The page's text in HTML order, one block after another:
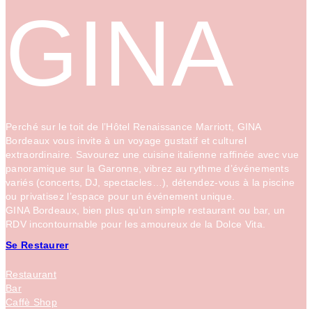
GINA
Perché sur le toit de l’Hôtel Renaissance Marriott, GINA
Bordeaux vous invite à un voyage gustatif et culturel
extraordinaire. Savourez une cuisine italienne raffinée avec vue
panoramique sur la Garonne, vibrez au rythme d’événements
variés (concerts, DJ, spectacles…), détendez-vous à la piscine
ou privatisez l’espace pour un événement unique.
GINA Bordeaux, bien plus qu’un simple restaurant ou bar, un
RDV incontournable pour les amoureux de la Dolce Vita.
Se Restaurer
Restaurant
Bar
Caffè Shop